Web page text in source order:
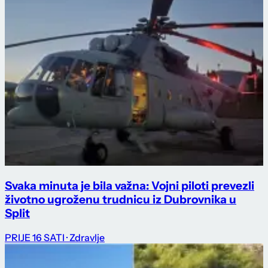
Svaka minuta je bila važna: Vojni piloti prevezli
životno ugroženu trudnicu iz Dubrovnika u
Split
PRIJE 16 SATI · Zdravlje